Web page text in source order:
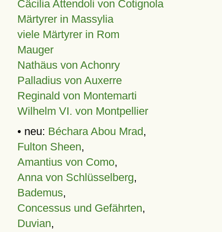
Cäcilia Attendoli von Cotignola
Märtyrer in Massylia
viele Märtyrer in Rom
Mauger
Nathäus von Achonry
Palladius von Auxerre
Reginald von Montemarti
Wilhelm VI. von Montpellier
• neu: Béchara Abou Mrad,
Fulton Sheen,
Amantius von Como,
Anna von Schlüsselberg,
Bademus,
Concessus und Gefährten,
Duvian,